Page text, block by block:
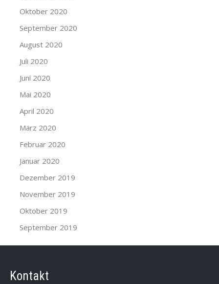
Oktober 2020
September 2020
August 2020
Juli 2020
Juni 2020
Mai 2020
April 2020
März 2020
Februar 2020
Januar 2020
Dezember 2019
November 2019
Oktober 2019
September 2019
Kontakt